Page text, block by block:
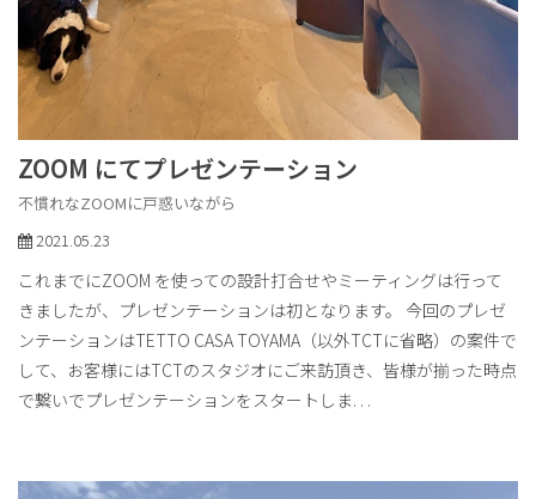
ZOOM にてプレゼンテーション
不慣れなZOOMに戸惑いながら
2021.05.23
これまでにZOOM を使っての設計打合せやミーティングは行って
きましたが、プレゼンテーションは初となります。 今回のプレゼ
ンテーションはTETTO CASA TOYAMA（以外TCTに省略）の案件で
して、お客様にはTCTのスタジオにご来訪頂き、皆様が揃った時点
で繋いでプレゼンテーションをスタートしま. . .